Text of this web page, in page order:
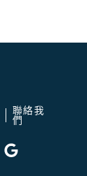
聯絡我
們